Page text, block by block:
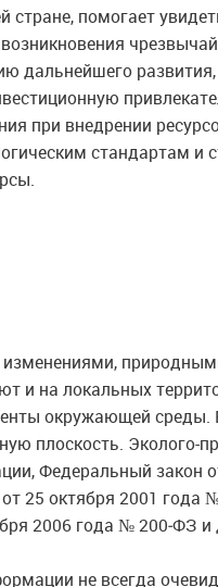
стране, помогает
дальнейшего
при внедрении
стандартам и
и на локальных
окружающей среды.
плоскость. Эколого-
Федеральный закон
25 октября 2001 года
2006 года № 200‑ФЗ и
не всегда